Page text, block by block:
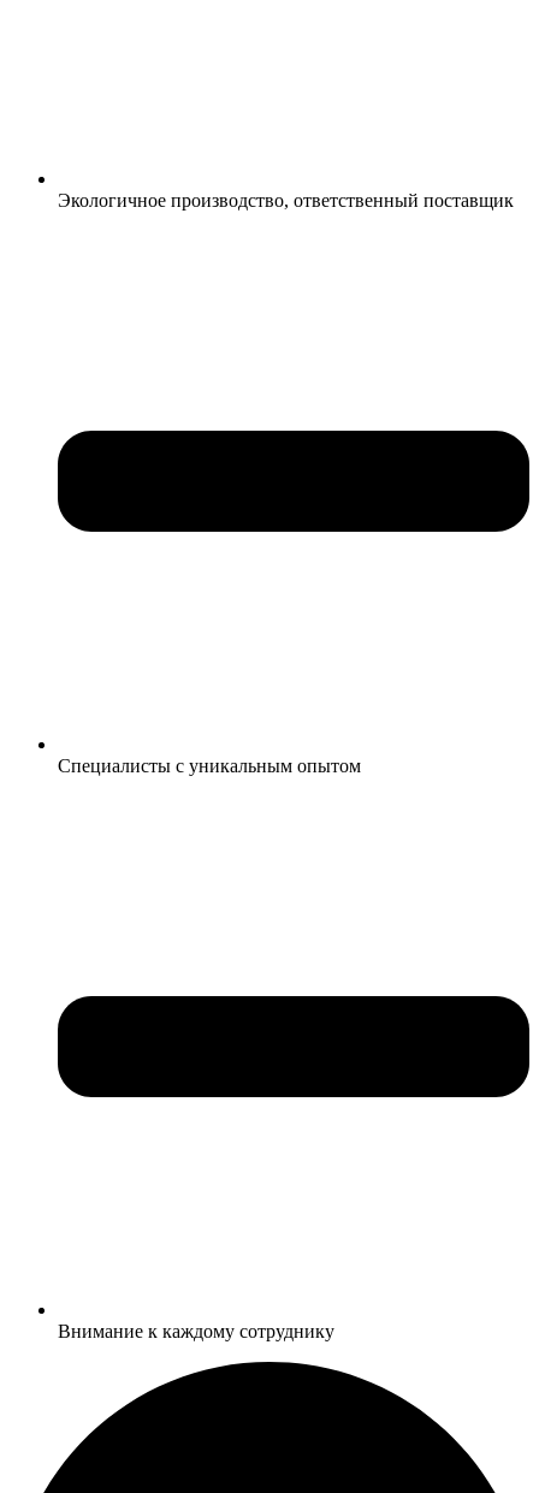
Экологичное производство, ответственный поставщик
Специалисты с уникальным опытом
Внимание к каждому сотруднику